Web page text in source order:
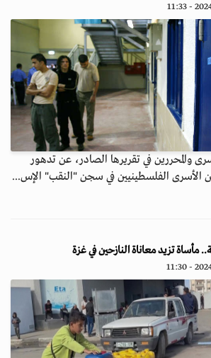
والمحررين في تقريرها الصادر، عن تدهور
الأسرى الفلسطينيين في سجن "النقب" الإس...
مأساة تزيد معاناة النازحين في غزة